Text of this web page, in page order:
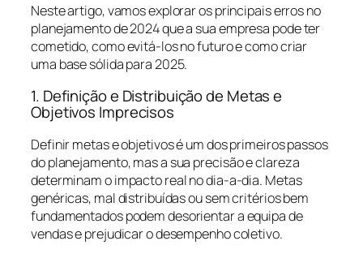
Neste artigo, vamos explorar os principais erros no
planejamento de 2024 que a sua empresa pode ter
cometido, como evitá-los no futuro e como criar
uma base sólida para 2025.
1. Definição e Distribuição de Metas e
Objetivos Imprecisos
Definir metas e objetivos é um dos primeiros passos
do planejamento, mas a sua precisão e clareza
determinam o impacto real no dia-a-dia. Metas
genéricas, mal distribuídas ou sem critérios bem
fundamentados podem desorientar a equipa de
vendas e prejudicar o desempenho coletivo.